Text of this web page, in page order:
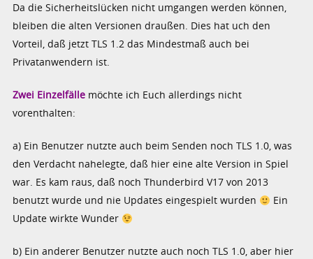
Da die Sicherheitslücken nicht umgangen werden können,
bleiben die alten Versionen draußen. Dies hat uch den
Vorteil, daß jetzt TLS 1.2 das Mindestmaß auch bei
Privatanwendern ist.
Zwei Einzelfälle möchte ich Euch allerdings nicht
vorenthalten:
a) Ein Benutzer nutzte auch beim Senden noch TLS 1.0, was
den Verdacht nahelegte, daß hier eine alte Version in Spiel
war. Es kam raus, daß noch Thunderbird V17 von 2013
benutzt wurde und nie Updates eingespielt wurden
Ein
Update wirkte Wunder
b) Ein anderer Benutzer nutzte auch noch TLS 1.0, aber hier